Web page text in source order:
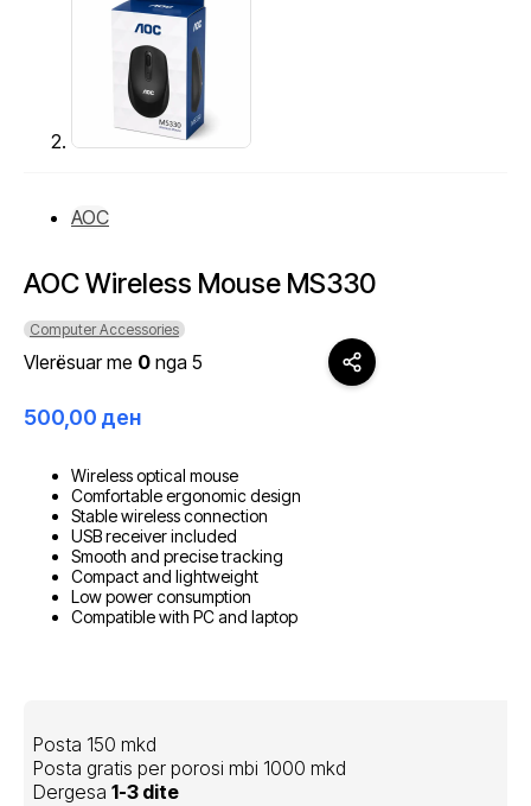
AOC
AOC Wireless Mouse MS330
Computer Accessories
Vlerësuar me 0 nga 5
500,00 ден
Wireless optical mouse
Comfortable ergonomic design
Stable wireless connection
USB receiver included
Smooth and precise tracking
Compact and lightweight
Low power consumption
Compatible with PC and laptop
Posta 150 mkd
Posta gratis per porosi mbi 1000 mkd
Dergesa 1-3 dite